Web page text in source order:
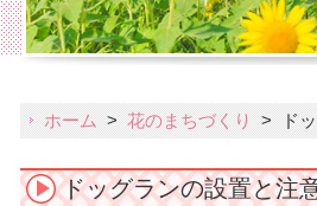
ホーム > 花のまちづくり > ド
ドッグランの設置と注